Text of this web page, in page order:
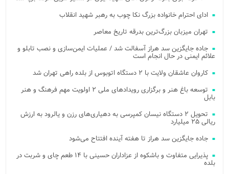
ادای احترام خانواده بزرگ نکا چوب به رهبر شهید انقلاب
تهران میزبان بزرگ‌ترین بدرقه تاریخ معاصر
جاده جایگزین سد هراز آسفالت شد / عملیات ایمن‌سازی و نصب تابلو و
علائم ایمنی در حال انجام است
کاروان عاشقان ولایت با ۲ دستگاه اتوبوس از بلده راهی تهران شد
توسعه باغ هنر و برگزاری رویدادهای ملی ۲ اولویت مهم فرهنگ و هنر
بابل
تحویل ۲ دستگاه نیسان کمپرسی به دهیاری‌های رزن و یالرود به ارزش
ریالی ۲۵ میلیارد
جاده جایگزین سد هراز تا هفته آینده افتتاح می‌شود
پذیرایی متفاوت و باشکوه از عزاداران حسینی با ۱۴ طعم چای و شربت در
بلده